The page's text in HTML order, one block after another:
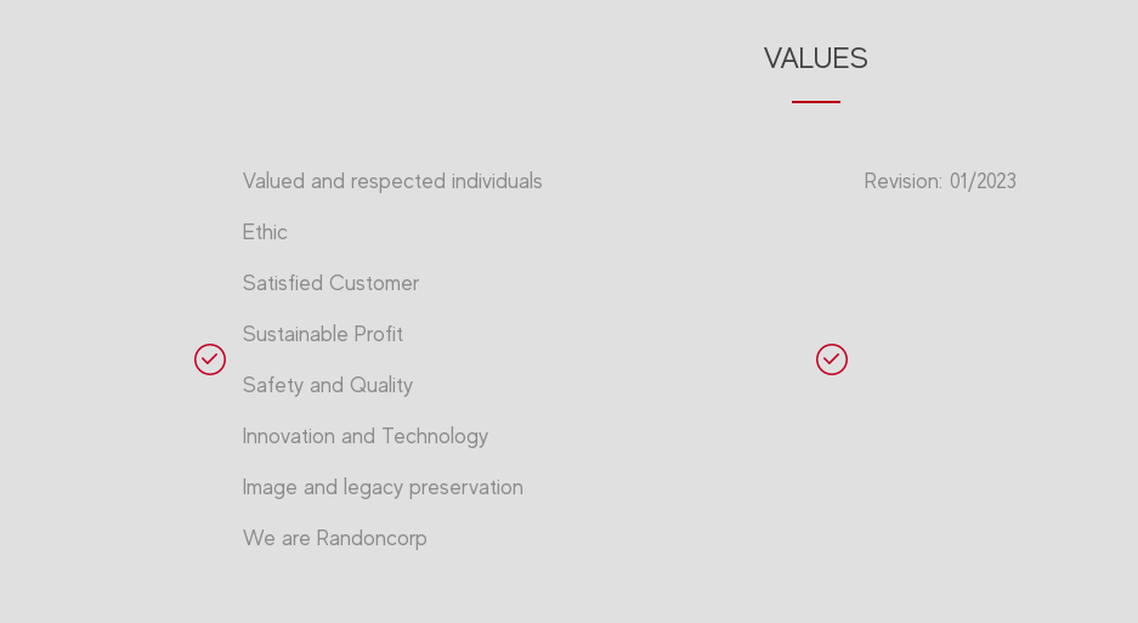
VALUES
Valued and respected individuals
Ethic
Satisfied Customer
Sustainable Profit
Safety and Quality
Innovation and Technology
Image and legacy preservation
We are Randoncorp
Revision: 01/2023